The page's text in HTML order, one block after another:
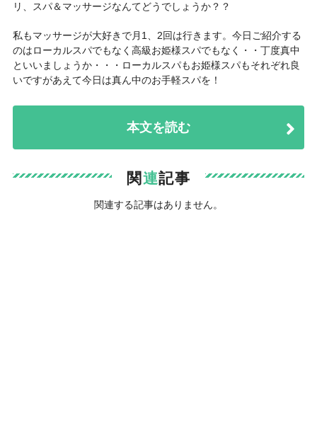
リ、スパ＆マッサージなんてどうでしょうか？？
私もマッサージが大好きで月1、2回は行きます。今日ご紹介する
のはローカルスパでもなく高級お姫様スパでもなく・・丁度真中
といいましょうか・・・ローカルスパもお姫様スパもそれぞれ良
いですがあえて今日は真ん中のお手軽スパを！
本文を読む
関連記事
関連する記事はありません。